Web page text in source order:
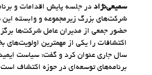
سمیعی‌نژاد در جلسه پایش اقدامات و
شرکت‌های بزرگ زیرمجموعه و وابسته این
حضور جمعی از مدیران عامل شرکت‌ها
اکتشافات را یکی از مهمترین
سال جاری عنوان کرد و گفت: سیاست
برنامه‌های توسعه‌ای در حوزه اکتشاف